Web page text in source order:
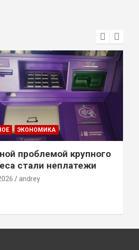
ЭКОНОМИКА
проблемой крупного
стали неплатежи
andrey